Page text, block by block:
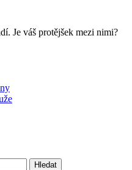
Je váš protějšek mezi nimi?